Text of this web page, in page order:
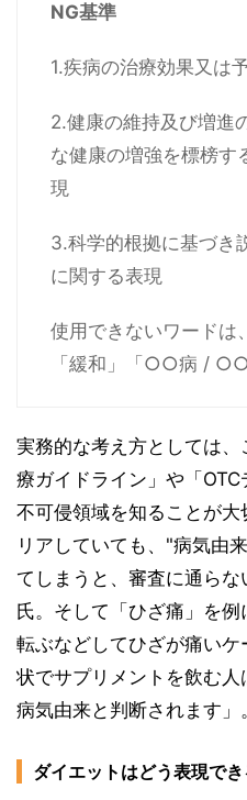
NG基準
1.疾病の治療効果又は
2.健康の維持及び増進
な健康の増強を標榜す
現
3.科学的根拠に基づき
に関する表現
使用できないワードは
「緩和」「○○病 /
実務的な考え方としては
療ガイドライン」や「OTC
不可侵領域を知ることが
リアしていても、"病気由
てしまうと、審査に通ら
氏。そして「ひざ痛」を例
転ぶなどしてひざが痛い
状でサプリメントを飲む
病気由来と判断されます」。
ダイエットはどう表現で